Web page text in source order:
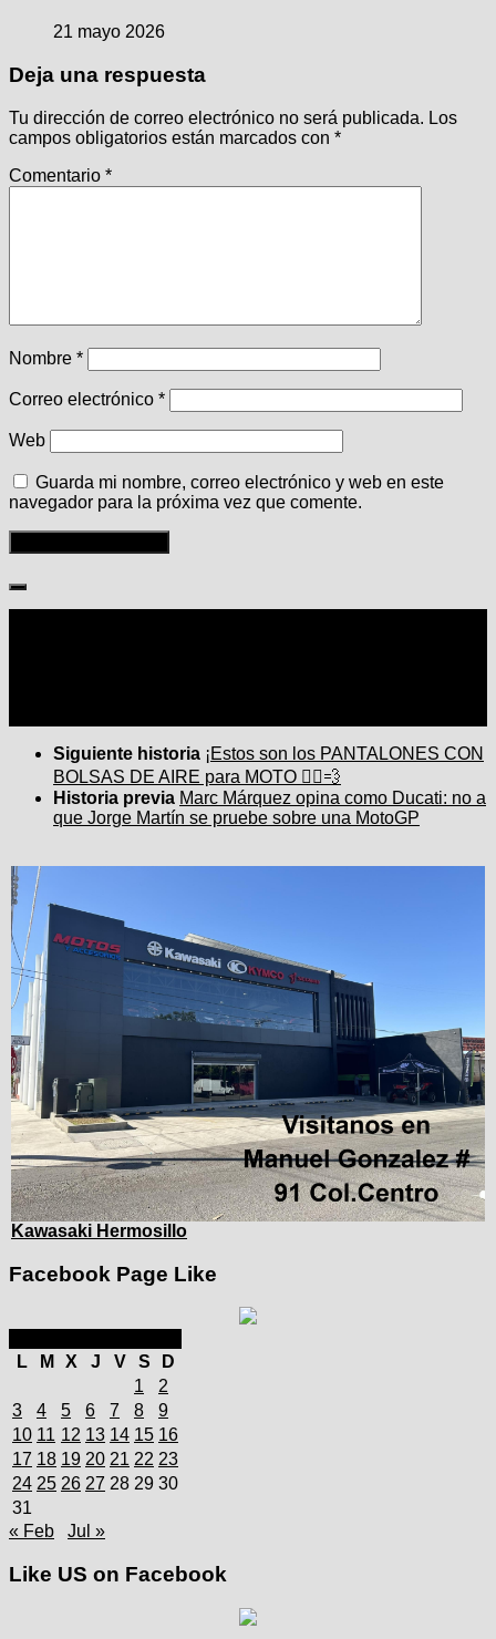
21 mayo 2026
Deja una respuesta
Tu dirección de correo electrónico no será publicada. Los
campos obligatorios están marcados con *
Comentario *
Nombre *
Correo electrónico *
Web
Guarda mi nombre, correo electrónico y web en este
navegador para la próxima vez que comente.
Siguiente historia ¡Estos son los PANTALONES CON
BOLSAS DE AIRE para MOTO 🚴‍♂️💨
Historia previa Marc Márquez opina como Ducati: no a
que Jorge Martín se pruebe sobre una MotoGP
Kawasaki Hermosillo
Facebook Page Like
L
M X J V S
D
1
2
3
4 5 6 7 8
9
10 11 12 13 14 15 16
17 18 19 20 21 22 23
24 25 26 27 28 29 30
31
« Feb
Jul »
Like US on Facebook